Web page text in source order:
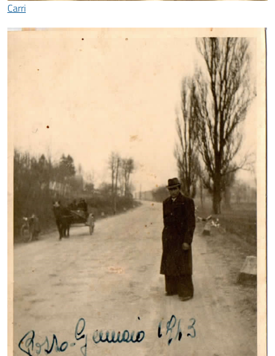
Carri